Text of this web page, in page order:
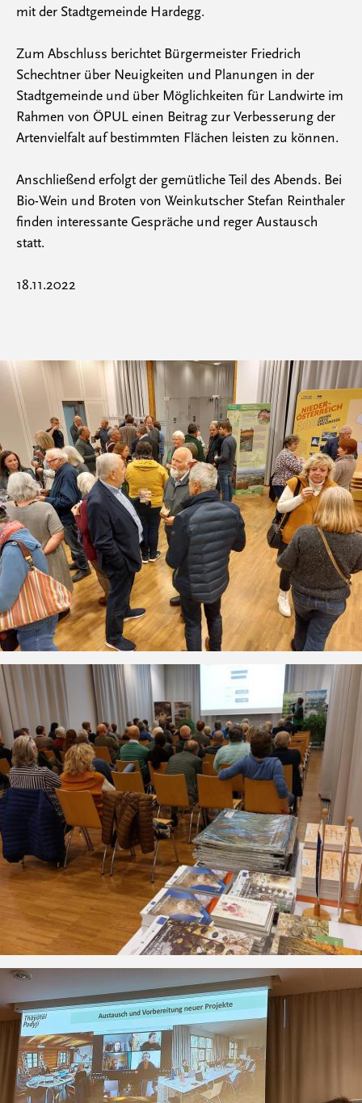
mit der Stadtgemeinde Hardegg.
Zum Abschluss berichtet Bürgermeister Friedrich
Schechtner über Neuigkeiten und Planungen in der
Stadtgemeinde und über Möglichkeiten für Landwirte im
Rahmen von ÖPUL einen Beitrag zur Verbesserung der
Artenvielfalt auf bestimmten Flächen leisten zu können.
Anschließend erfolgt der gemütliche Teil des Abends. Bei
Bio-Wein und Broten von Weinkutscher Stefan Reinthaler
finden interessante Gespräche und reger Austausch
statt.
18.11.2022